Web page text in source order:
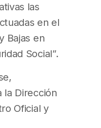
las
en el
Bajas en
Social”.
la Dirección
Oficial y